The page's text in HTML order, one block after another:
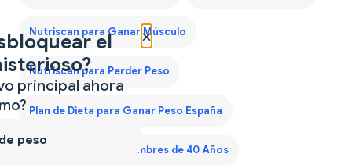
Nutriscan para Ganar Músculo
Nutriscan para Perder Peso
Plan de Dieta para Ganar Peso España
Plan de Dieta para Hombres de 40 Años
×
el
principal ahora
peso